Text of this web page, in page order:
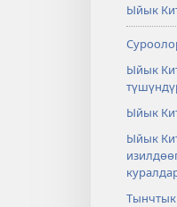
Ыйык
Ыйык
Ыйык
Ыйык